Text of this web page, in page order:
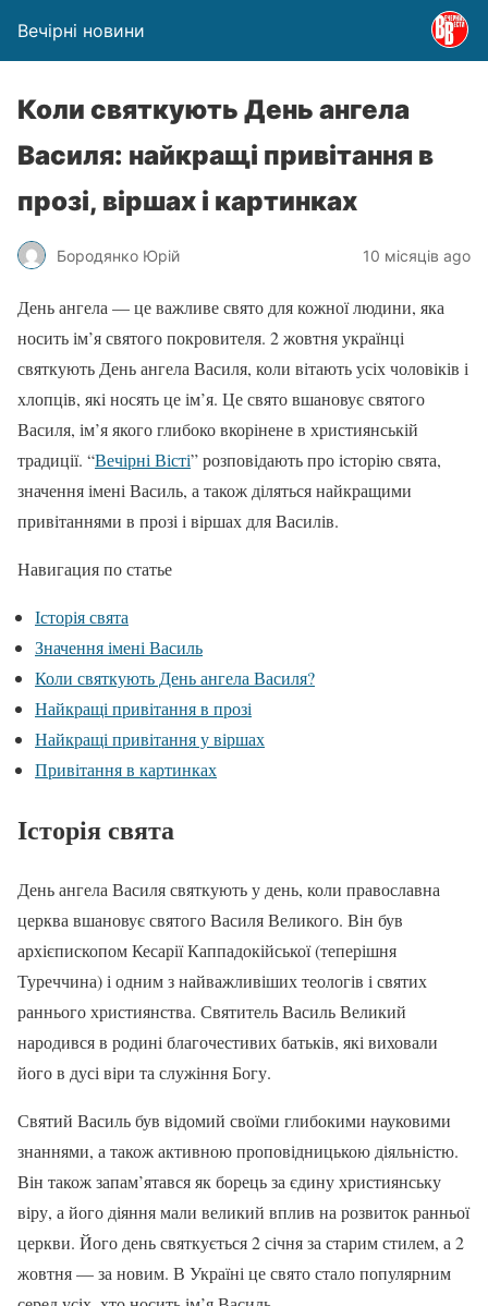
Вечірні новини
Коли святкують День ангела
Василя: найкращі привітання в
прозі, віршах і картинках
Бородянко Юрій 10 місяців ago
День ангела — це важливе свято для кожної людини, яка
носить ім’я святого покровителя. 2 жовтня українці
святкують День ангела Василя, коли вітають усіх чоловіків і
хлопців, які носять це ім’я. Це свято вшановує святого
Василя, ім’я якого глибоко вкорінене в християнській
традиції. “Вечірні Вісті” розповідають про історію свята,
значення імені Василь, а також діляться найкращими
привітаннями в прозі і віршах для Василів.
Навигация по статье
Історія свята
Значення імені Василь
Коли святкують День ангела Василя?
Найкращі привітання в прозі
Найкращі привітання у віршах
Привітання в картинках
Історія свята
День ангела Василя святкують у день, коли православна
церква вшановує святого Василя Великого. Він був
архієпископом Кесарії Каппадокійської (теперішня
Туреччина) і одним з найважливіших теологів і святих
раннього християнства. Святитель Василь Великий
народився в родині благочестивих батьків, які виховали
його в дусі віри та служіння Богу.
Святий Василь був відомий своїми глибокими науковими
знаннями, а також активною проповідницькою діяльністю.
Він також запам’ятався як борець за єдину християнську
віру, а його діяння мали великий вплив на розвиток ранньої
церкви. Його день святкується 2 січня за старим стилем, а 2
жовтня — за новим. В Україні це свято стало популярним